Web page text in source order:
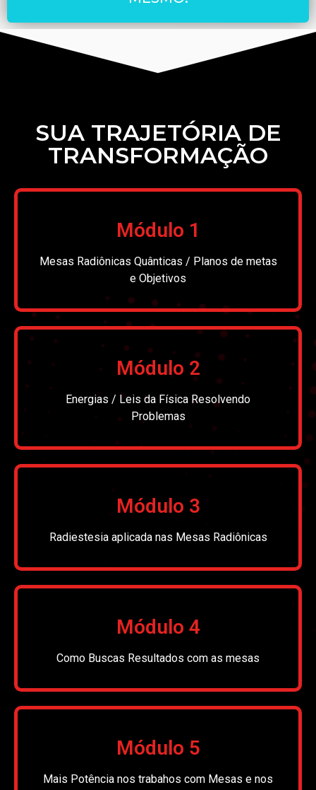
SUA TRAJETÓRIA DE
TRANSFORMAÇÃO
Módulo 1
Mesas Radiônicas Quânticas / Planos de metas
e Objetivos
Módulo 2
Energias / Leis da Física Resolvendo
Problemas
Módulo 3
Radiestesia aplicada nas Mesas Radiônicas
Módulo 4
Como Buscas Resultados com as mesas
Módulo 5
Mais Potência nos trabahos com Mesas e nos